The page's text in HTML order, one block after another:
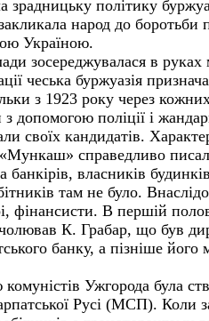
зрадницьку політику
народ до боротьби
Україною.
зосереджувалася в руках
чеська буржуазія
з 1923 року через
допомогою поліції і
своїх кандидатів.
«Мункаш» справедливо
власників
там не було.
фінансисти. В першій
К. Грабар, що був
банку, а пізніше
комуністів Ужгорода була
Русі (МСП). Коли